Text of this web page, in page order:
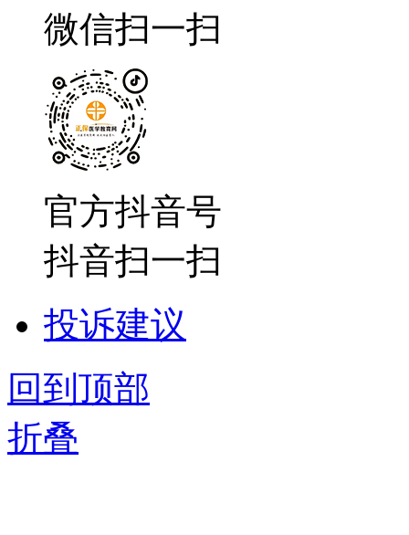
微信扫一扫
官方抖音号
抖音扫一扫
投诉建议
回到顶部
折叠